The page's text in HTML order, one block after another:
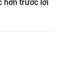
hơn trước lời